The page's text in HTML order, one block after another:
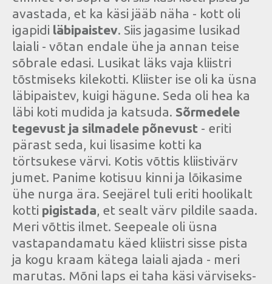
avastada, et ka käsi jääb näha - kott oli
igapidi läbipaistev. Siis jagasime lusikad
laiali - võtan endale ühe ja annan teise
sõbrale edasi. Lusikat läks vaja kliistri
tõstmiseks kilekotti. Kliister ise oli ka üsna
läbipaistev, kuigi hägune. Seda oli hea ka
läbi koti mudida ja katsuda. Sõrmedele
tegevust ja silmadele põnevust - eriti
pärast seda, kui lisasime kotti ka
törtsukese värvi. Kotis võttis kliistivärv
jumet. Panime kotisuu kinni ja lõikasime
ühe nurga ära. Seejärel tuli eriti hoolikalt
kotti pigistada, et sealt värv pildile saada.
Meri võttis ilmet. Seepeale oli üsna
vastapandamatu käed kliistri sisse pista
ja kogu kraam kätega laiali ajada - meri
marutas. Mõni laps ei taha käsi värviseks-